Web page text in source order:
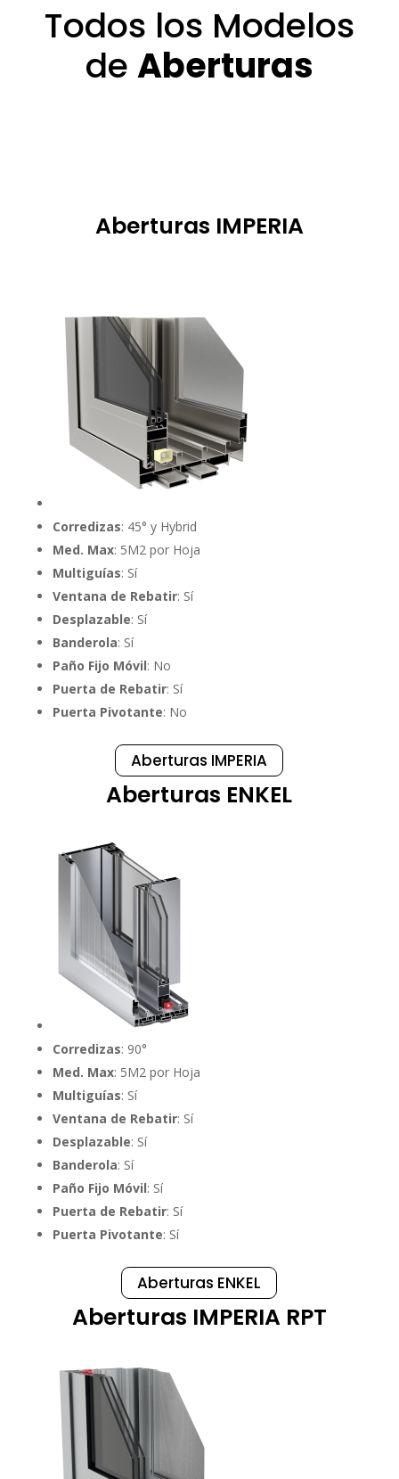
Todos los Modelos
de Aberturas
Aberturas IMPERIA
Corredizas: 45° y Hybrid
Med. Max: 5M2 por Hoja
Multiguías: Sí
Ventana de Rebatir: Sí
Desplazable: Sí
Banderola: Sí
Paño Fijo Móvil: No
Puerta de Rebatir: Sí
Puerta Pivotante: No
Aberturas IMPERIA
Aberturas ENKEL
Corredizas: 90°
Med. Max: 5M2 por Hoja
Multiguías: Sí
Ventana de Rebatir: Sí
Desplazable: Sí
Banderola: Sí
Paño Fijo Móvil: Sí
Puerta de Rebatir: Sí
Puerta Pivotante: Sí
Aberturas ENKEL
Aberturas IMPERIA RPT